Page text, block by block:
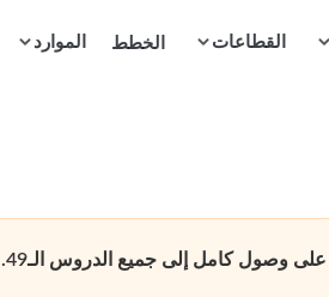
القطاعات الخطط الموارد
وصول كامل إلى جميع الدروس الـ49.